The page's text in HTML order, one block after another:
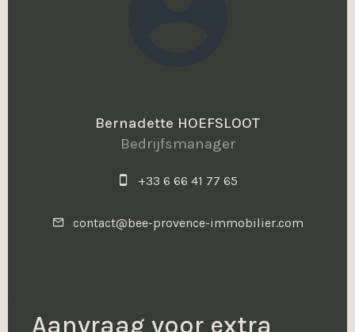
Bernadette HOEFSLOOT
Bedrijfsmanager
+33 6 66 41 77 65
contact@bee-provence-immobilier.com
Aanvraag voor extra